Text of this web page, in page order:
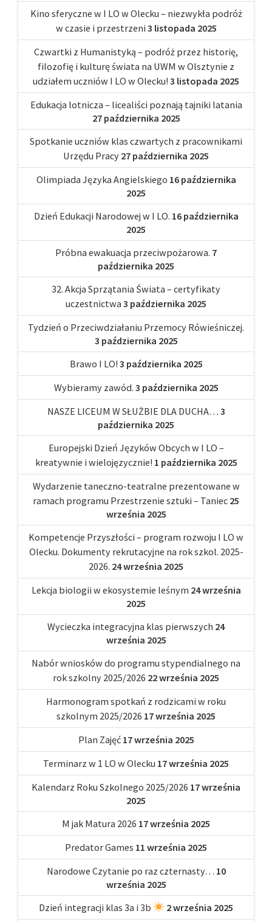
Kino sferyczne w I LO w Olecku – niezwykła podróż
w czasie i przestrzeni 3 listopada 2025
Czwartki z Humanistyką – podróż przez historię,
filozofię i kulturę świata na UWM w Olsztynie z
udziałem uczniów I LO w Olecku! 3 listopada 2025
Edukacja lotnicza – licealiści poznają tajniki latania
27 października 2025
Spotkanie uczniów klas czwartych z pracownikami
Urzędu Pracy 27 października 2025
Olimpiada Języka Angielskiego 16 października
2025
Dzień Edukacji Narodowej w I LO. 16 października
2025
Próbna ewakuacja przeciwpożarowa. 7
października 2025
32. Akcja Sprzątania Świata – certyfikaty
uczestnictwa 3 października 2025
Tydzień o Przeciwdziałaniu Przemocy Rówieśniczej.
3 października 2025
Brawo I LO! 3 października 2025
Wybieramy zawód. 3 października 2025
NASZE LICEUM W SŁUŻBIE DLA DUCHA… 3
października 2025
Europejski Dzień Języków Obcych w I LO –
kreatywnie i wielojęzycznie! 1 października 2025
Wydarzenie taneczno-teatralne prezentowane w
ramach programu Przestrzenie sztuki – Taniec 25
września 2025
Kompetencje Przyszłości – program rozwoju I LO w
Olecku. Dokumenty rekrutacyjne na rok szkol. 2025-
2026. 24 września 2025
Lekcja biologii w ekosystemie leśnym 24 września
2025
Wycieczka integracyjna klas pierwszych 24
września 2025
Nabór wniosków do programu stypendialnego na
rok szkolny 2025/2026 22 września 2025
Harmonogram spotkań z rodzicami w roku
szkolnym 2025/2026 17 września 2025
Plan Zajęć 17 września 2025
Terminarz w 1 LO w Olecku 17 września 2025
Kalendarz Roku Szkolnego 2025/2026 17 września
2025
M jak Matura 2026 17 września 2025
Predator Games 11 września 2025
Narodowe Czytanie po raz czternasty… 10
września 2025
Dzień integracji klas 3a i 3b
2 września 2025